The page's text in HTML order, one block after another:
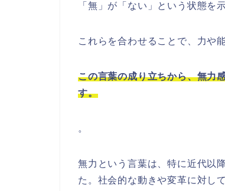
「無」が「ない」という状態を
これらを合わせることで、力や
この言葉の成り立ちから、無力
す。
。
無力という言葉は、特に近代以
た。社会的な動きや変革に対し